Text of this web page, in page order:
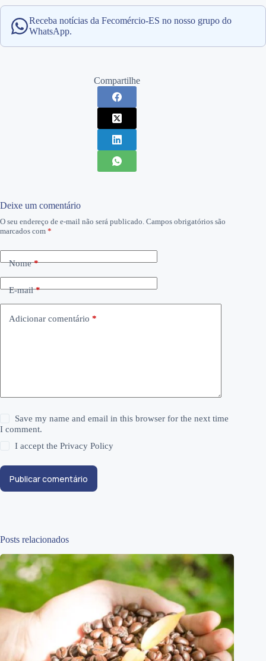
Receba notícias da Fecomércio-ES no nosso grupo do
WhatsApp.
Compartilhe
Deixe um comentário
O seu endereço de e-mail não será publicado. Campos obrigatórios são
marcados com *
Nome*
E-mail*
Adicionar comentário *
Save my name and email in this browser for the next time
I comment.
I accept thePrivacy Policy
Publicar comentário
Posts relacionados